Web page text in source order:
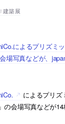
建築展
によるプリズミ
場写真などが、
によるプリズ
」の会場写真などが